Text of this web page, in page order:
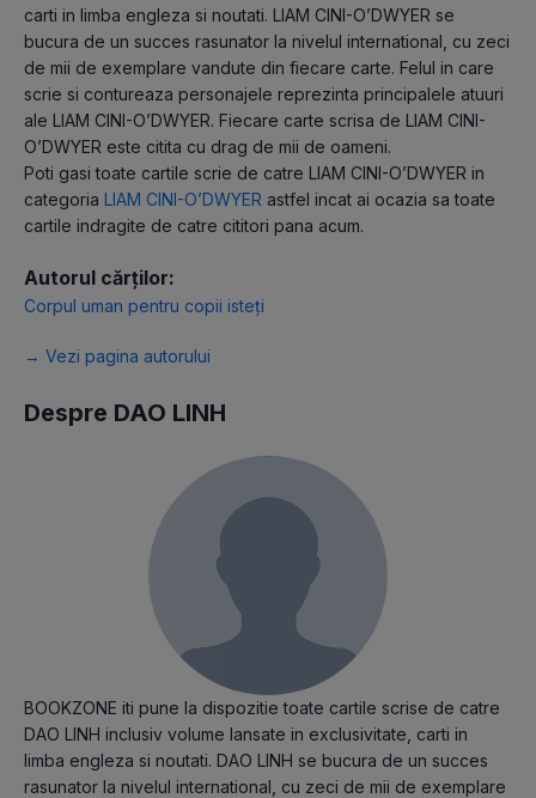
carti in limba engleza si noutati. LIAM CINI-O’DWYER se
bucura de un succes rasunator la nivelul international, cu zeci
de mii de exemplare vandute din fiecare carte. Felul in care
scrie si contureaza personajele reprezinta principalele atuuri
ale LIAM CINI-O’DWYER. Fiecare carte scrisa de LIAM CINI-
O’DWYER este citita cu drag de mii de oameni.
Poti gasi toate cartile scrie de catre LIAM CINI-O’DWYER in
categoria LIAM CINI-O’DWYER astfel incat ai ocazia sa toate
cartile indragite de catre cititori pana acum.
Autorul cărților:
Corpul uman pentru copii isteți
→ Vezi pagina autorului
Despre DAO LINH
BOOKZONE iti pune la dispozitie toate cartile scrise de catre
DAO LINH inclusiv volume lansate in exclusivitate, carti in
limba engleza si noutati. DAO LINH se bucura de un succes
rasunator la nivelul international, cu zeci de mii de exemplare